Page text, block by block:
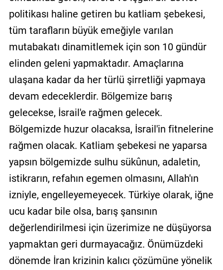
politikası haline getiren bu katliam şebekesi,
tüm tarafların büyük emeğiyle varılan
mutabakatı dinamitlemek için son 10 gündür
elinden geleni yapmaktadır. Amaçlarına
ulaşana kadar da her türlü şirretliği yapmaya
devam edeceklerdir. Bölgemize barış
gelecekse, İsrail'e rağmen gelecek.
Bölgemizde huzur olacaksa, İsrail'in fitnelerine
rağmen olacak. Katliam şebekesi ne yaparsa
yapsın bölgemizde sulhu sükûnun, adaletin,
istikrarın, refahın egemen olmasını, Allah'ın
izniyle, engelleyemeyecek. Türkiye olarak, iğne
ucu kadar bile olsa, barış şansının
değerlendirilmesi için üzerimize ne düşüyorsa
yapmaktan geri durmayacağız. Önümüzdeki
dönemde İran krizinin kalıcı çözümüne yönelik